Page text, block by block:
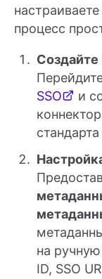
процесс
SSO
и
на
ID, SSO